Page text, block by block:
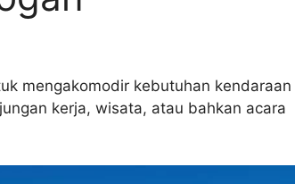
mengakomodir kebutuhan kendaraan
kerja, wisata, atau bahkan acara